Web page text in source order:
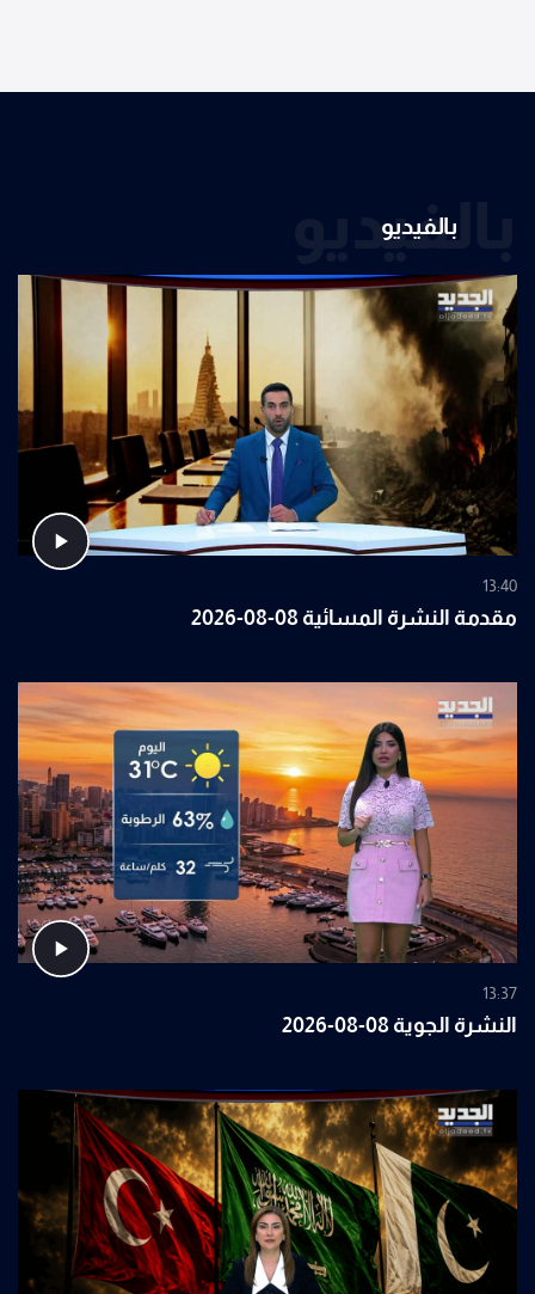
بالفيديو
بالفيديو
13:40
مقدمة النشرة المسائية 08-08-2026
13:37
النشرة الجوية 08-08-2026